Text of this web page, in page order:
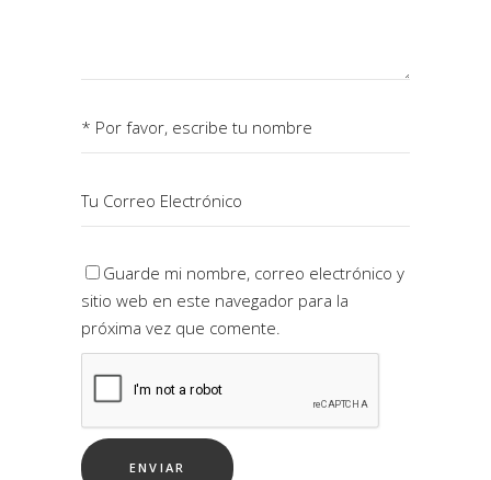
Guarde mi nombre, correo electrónico y
sitio web en este navegador para la
próxima vez que comente.